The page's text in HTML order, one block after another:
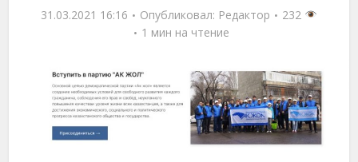
31.03.2021 16:16 Опубликовал: Редактор
232
1 мин на чтение